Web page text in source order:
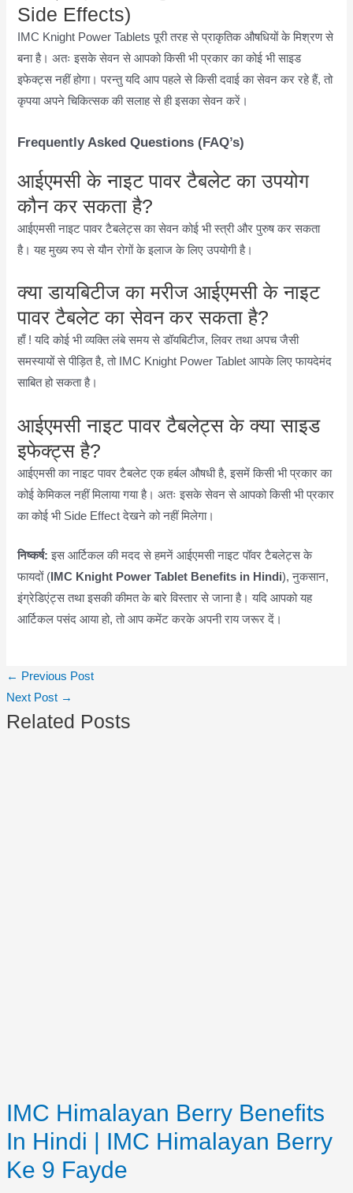
Side Effects)
IMC Knight Power Tablets पूरी तरह से प्राकृतिक औषधियों के मिश्रण से
बना है। अतः इसके सेवन से आपको किसी भी प्रकार का कोई भी साइड
इफेक्ट्स नहीं होगा। परन्तु यदि आप पहले से किसी दवाई का सेवन कर रहे हैं, तो
कृपया अपने चिकित्सक की सलाह से ही इसका सेवन करें।
Frequently Asked Questions (FAQ’s)
आईएमसी के नाइट पावर टैबलेट का उपयोग
कौन कर सकता है?
आईएमसी नाइट पावर टैबलेट्स का सेवन कोई भी स्त्री और पुरुष कर सकता
है। यह मुख्य रुप से यौन रोगों के इलाज के लिए उपयोगी है।
क्या डायबिटीज का मरीज आईएमसी के नाइट
पावर टैबलेट का सेवन कर सकता है?
हाँ ! यदि कोई भी व्यक्ति लंबे समय से डॉयबिटीज, लिवर तथा अपच जैसी
समस्यायों से पीड़ित है, तो IMC Knight Power Tablet आपके लिए फायदेमंद
साबित हो सकता है।
आईएमसी नाइट पावर टैबलेट्स के क्या साइड
इफेक्ट्स है?
आईएमसी का नाइट पावर टैबलेट एक हर्बल औषधी है, इसमें किसी भी प्रकार का
कोई केमिकल नहीं मिलाया गया है। अतः इसके सेवन से आपको किसी भी प्रकार
का कोई भी Side Effect देखने को नहीं मिलेगा।
निष्कर्ष: इस आर्टिकल की मदद से हमनें आईएमसी नाइट पॉवर टैबलेट्स के
फायदों ( IMC Knight Power Tablet Benefits in Hindi), नुकसान,
इंग्रेडिएंट्स तथा इसकी कीमत के बारे विस्तार से जाना है। यदि आपको यह
आर्टिकल पसंद आया हो, तो आप कमेंट करके अपनी राय जरूर दें।
Post
navigation
← Previous Post
Next Post →
Related Posts
IMC Himalayan Berry Benefits
In Hindi | IMC Himalayan Berry
Ke 9 Fayde